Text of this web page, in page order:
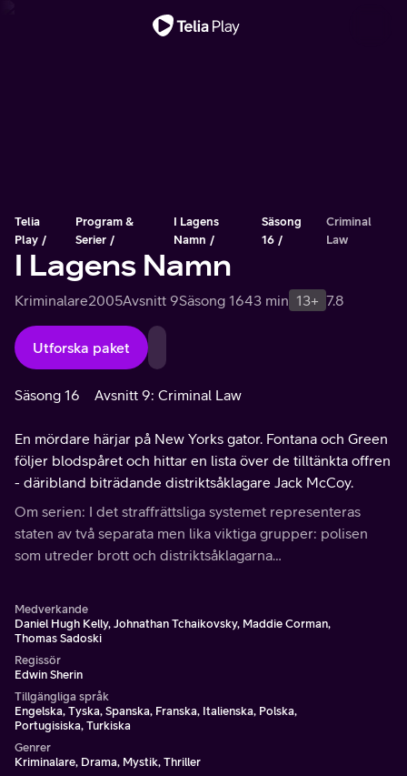
Telia
Play
Program &
Serier
I Lagens
Namn
Säsong
16
Criminal
Law
I Lagens Namn
Kriminalare2005Avsnitt 9Säsong 1643 min 13+ 7.8
Utforska paket
Säsong 16 Avsnitt 9: Criminal Law
En mördare härjar på New Yorks gator. Fontana och Green
följer blodspåret och hittar en lista över de tilltänkta offren
- däribland biträdande distriktsåklagare Jack McCoy.
Om serien: I det straffrättsliga systemet representeras
staten av två separata men lika viktiga grupper: polisen
som utreder brott och distriktsåklagarna…
Medverkande
Daniel Hugh Kelly, Johnathan Tchaikovsky, Maddie Corman,
Thomas Sadoski
Regissör
Edwin Sherin
Tillgängliga språk
Engelska, Tyska, Spanska, Franska, Italienska, Polska,
Portugisiska, Turkiska
Genrer
Kriminalare, Drama, Mystik, Thriller